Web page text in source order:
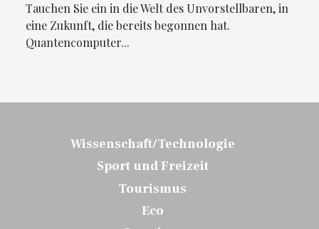
Tauchen Sie ein in die Welt des Unvorstellbaren, in
eine Zukunft, die bereits begonnen hat.
Quantencomputer...
Wissenschaft/Technologie
Sport und Freizeit
Tourismus
Eco